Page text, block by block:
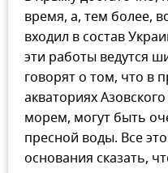
время, а, тем более,
входил в состав
эти работы ведутся
говорят о том, что в
акваториях
морем, могут быть
пресной воды. Все
основания сказать,